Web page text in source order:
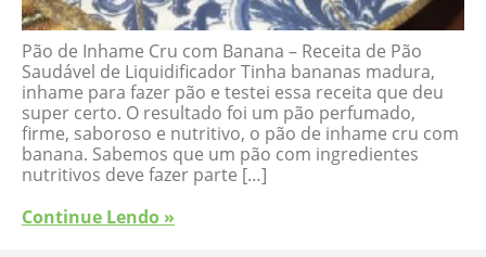
Pão de Inhame Cru com Banana – Receita de Pão
Saudável de Liquidificador Tinha bananas madura,
inhame para fazer pão e testei essa receita que deu
super certo. O resultado foi um pão perfumado,
firme, saboroso e nutritivo, o pão de inhame cru com
banana. Sabemos que um pão com ingredientes
nutritivos deve fazer parte […]
Continue Lendo »